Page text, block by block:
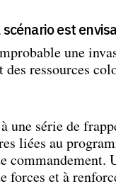
est
une
ressources
une série de
liées au
forces et à